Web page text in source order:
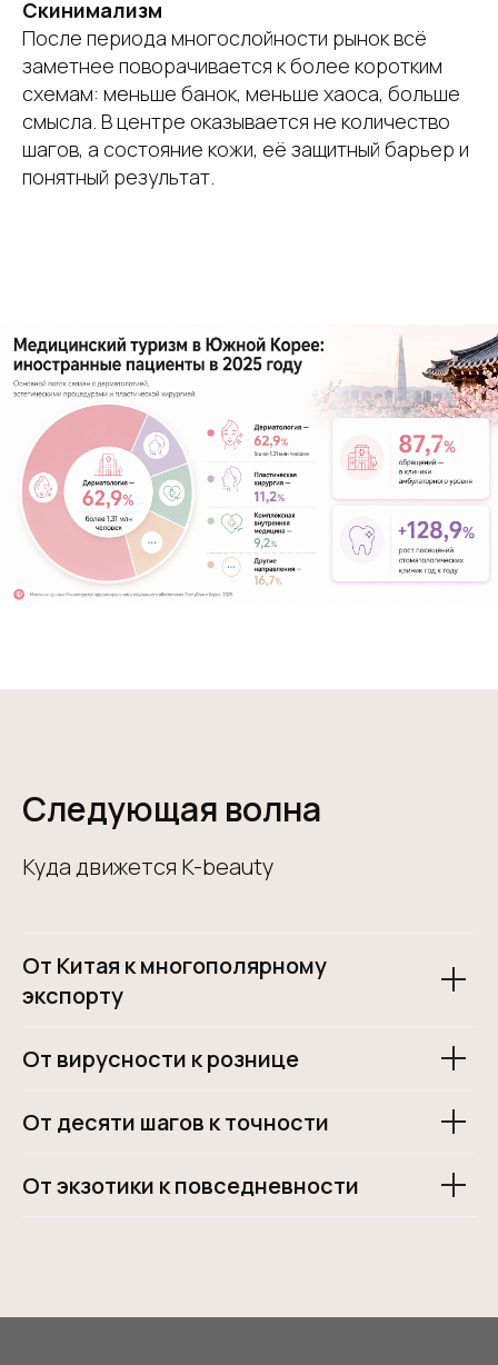
Скинимализм
После периода многослойности рынок всё
заметнее поворачивается к более коротким
схемам: меньше банок, меньше хаоса, больше
смысла. В центре оказывается не количество
шагов, а состояние кожи, её защитный барьер и
понятный результат.
Следующая волна
Куда движется K-beauty
От Китая к многополярному
экспорту
От вирусности к рознице
От десяти шагов к точности
От экзотики к повседневности